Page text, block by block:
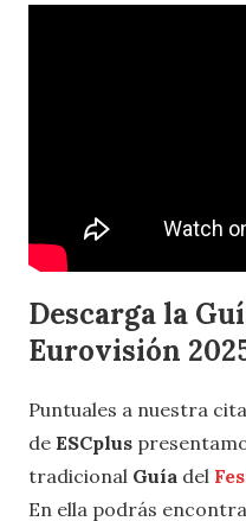
Descarga la
Eurovisión
Puntuales a nuestra
de ESCplus
tradicional Guía del
En ella podrás